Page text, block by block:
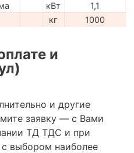
кВт
1,1
кг 1000
и
и другие
заявку — с Вами
ТД ТДС и при
выбором наиболее